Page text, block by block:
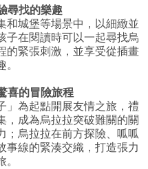
尋找的樂趣
城堡等場景中，以細緻並
子在閱讀時可以一起尋找烏
的緊張刺激，並享受從插畫
喜的冒險旅程
為起點開展友情之旅，禮
，成為烏拉拉突破難關的關
；烏拉拉在前方探險、呱呱
事線的緊湊交織，打造張力